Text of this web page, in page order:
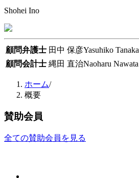
Shohei Ino
顧問弁護士 田中 保彦Yasuhiko Tanaka
顧問会計士 縄田 直治Naoharu Nawata
ホーム/
概要
賛助会員
全ての賛助会員を見る